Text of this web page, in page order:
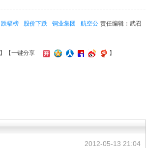
责任编辑：武召
跌幅榜 股价下跌 铜业集团
航空公
】 【一键分享 】
2012-05-13 21:04